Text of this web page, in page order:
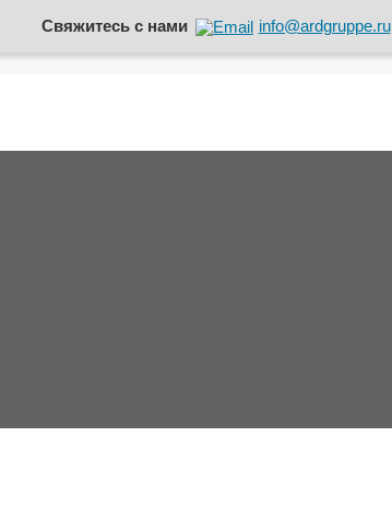
Свяжитесь с нами info@ardgruppe.ru